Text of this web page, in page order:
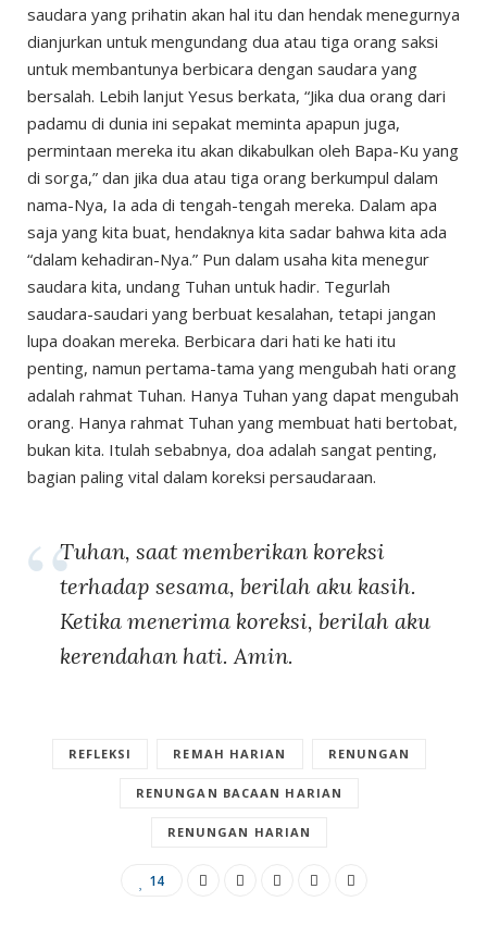
saudara yang prihatin akan hal itu dan hendak menegurnya
dianjurkan untuk mengundang dua atau tiga orang saksi
untuk membantunya berbicara dengan saudara yang
bersalah. Lebih lanjut Yesus berkata, “Jika dua orang dari
padamu di dunia ini sepakat meminta apapun juga,
permintaan mereka itu akan dikabulkan oleh Bapa-Ku yang
di sorga,” dan jika dua atau tiga orang berkumpul dalam
nama-Nya, Ia ada di tengah-tengah mereka. Dalam apa
saja yang kita buat, hendaknya kita sadar bahwa kita ada
“dalam kehadiran-Nya.” Pun dalam usaha kita menegur
saudara kita, undang Tuhan untuk hadir. Tegurlah
saudara-saudari yang berbuat kesalahan, tetapi jangan
lupa doakan mereka. Berbicara dari hati ke hati itu
penting, namun pertama-tama yang mengubah hati orang
adalah rahmat Tuhan. Hanya Tuhan yang dapat mengubah
orang. Hanya rahmat Tuhan yang membuat hati bertobat,
bukan kita. Itulah sebabnya, doa adalah sangat penting,
bagian paling vital dalam koreksi persaudaraan.
Tuhan, saat memberikan koreksi
terhadap sesama, berilah aku kasih.
Ketika menerima koreksi, berilah aku
kerendahan hati. Amin.
REFLEKSI REMAH HARIAN RENUNGAN
RENUNGAN BACAAN HARIAN
RENUNGAN HARIAN
14